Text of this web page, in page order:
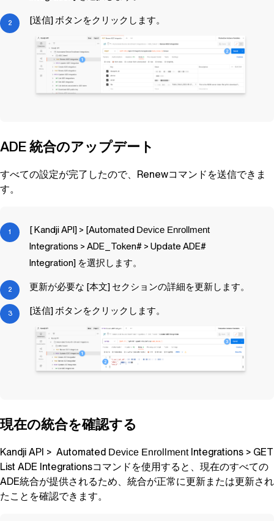
[送信] ボタンをクリックします。
ADE 統合のアップデート
すべての設定が完了したので、Renewコマンドを送信できま
す。
[KandjiAPI] > [Automated Device Enrollment
Integrations > ADE_Token# > Update ADE#
Integration] を選択します。
更新が必要な [本文] セクションの詳細を更新します。
[送信] ボタンをクリックします。
現在の統合を確認する
Kandji API > Automated Device EnrollmentIntegrations > GET
List ADE Integrationsコマンドを使用すると、現在のすべての
ADE統合が提供されるため、統合が正常に更新または更新され
たことを確認できます。